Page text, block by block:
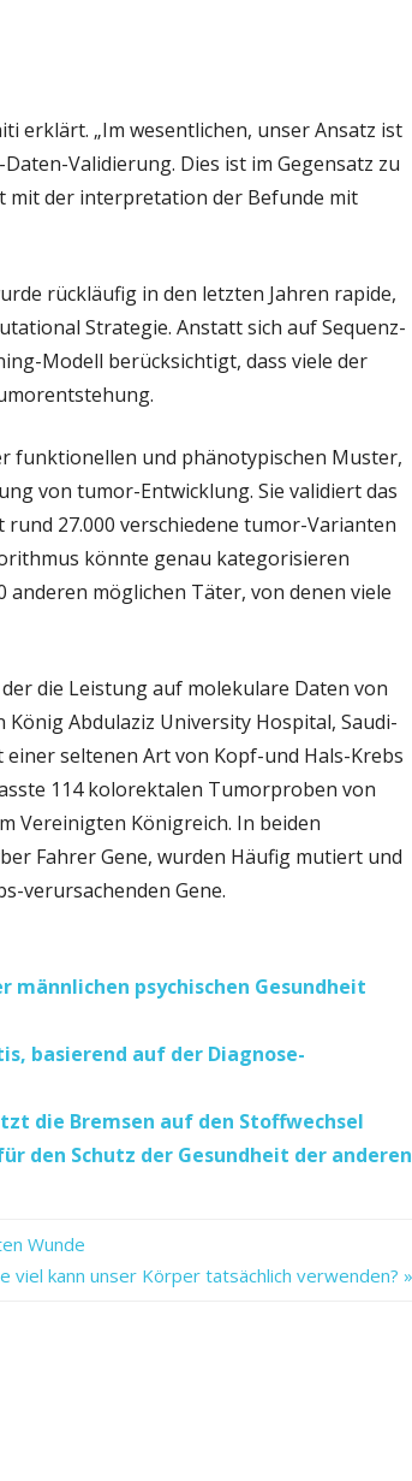
erklärt. „Im wesentlichen, unser Ansatz ist
Validierung. Dies ist im Gegensatz zu
mit der interpretation der Befunde mit
rückläufig in den letzten Jahren rapide,
Strategie. Anstatt sich auf Sequenz-
Modell berücksichtigt, dass viele der
funktionellen und phänotypischen Muster,
von tumor-Entwicklung. Sie validiert das
27.000 verschiedene tumor-Varianten
könnte genau kategorisieren
möglichen Täter, von denen viele
die Leistung auf molekulare Daten von
Abdulaziz University Hospital, Saudi-
seltenen Art von Kopf-und Hals-Krebs
114 kolorektalen Tumorproben von
Vereinigten Königreich. In beiden
Fahrer Gene, wurden Häufig mutiert und
verursachenden Gene.
männlichen psychischen Gesundheit
basierend auf der Diagnose-
die Bremsen auf den Stoffwechsel
den Schutz der Gesundheit der anderen
Wunde
viel kann unser Körper tatsächlich verwenden?